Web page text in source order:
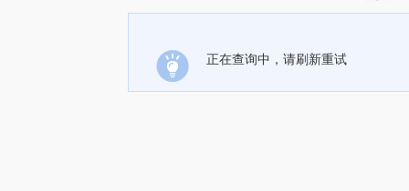
正在查询中，请刷新重试